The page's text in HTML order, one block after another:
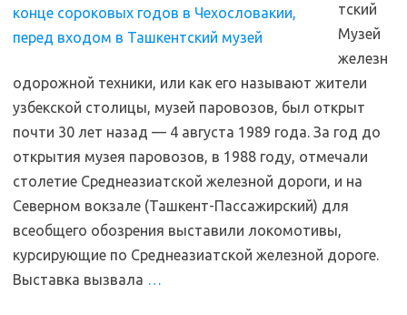
тский
Музей
железн
одорожной техники, или как его называют жители
узбекской столицы, музей паровозов, был открыт
почти 30 лет назад — 4 августа 1989 года. За год до
открытия музея паровозов, в 1988 году, отмечали
столетие Среднеазиатской железной дороги, и на
Северном вокзале (Ташкент-Пассажирский) для
всеобщего обозрения выставили локомотивы,
курсирующие по Среднеазиатской железной дороге.
Выставка вызвала …